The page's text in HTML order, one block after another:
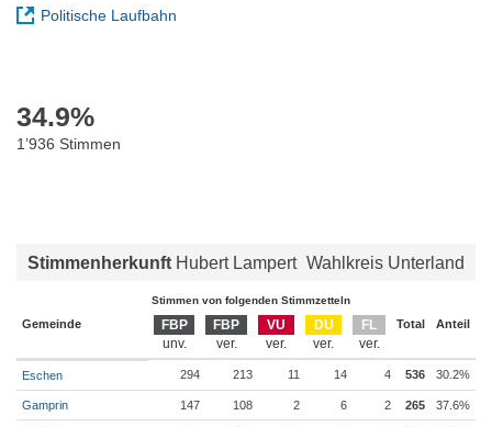
Politische Laufbahn
34.9%
1’936 Stimmen
Stimmenherkunft Hubert Lampert Wahlkreis Unterland
Stimmen von folgenden Stimmzetteln
Gemeinde FBP FBP VU DU FL Total Anteil
Eschen 294 213 11 14 4 536 30.2%
Gamprin 147 108 2 6 2 265 37.6%